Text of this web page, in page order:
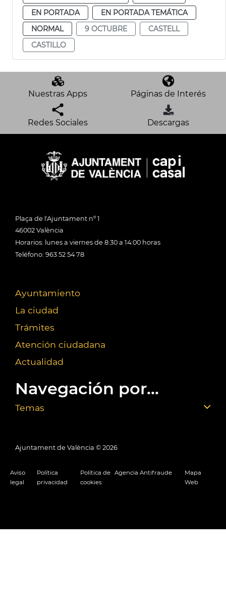
EN PORTADA
EN PORTADA TEMÁTICA
NORMAL
9 OCTUBRE
CASTELL
CASTILLO
Nuestras Apps Páginas de Interés
Redes Sociales Descargas
Plaça de l'Ajuntament nº 1
46002 València
Horarios: lunes a viernes de 8:30 a 14:00 horas
Teléfono: 963 52 54 78
Ayuntamiento
La ciudad
Trámites
Atención ciudadana
Actualidad
Navegación por...
Temas
Ajuntament de València © 2026
Aviso
legal
Política
privacidad
Política de
cookies
Agencia Antifraude
Mapa
Web